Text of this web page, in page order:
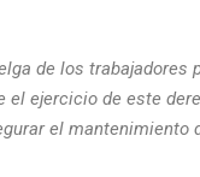
de los trabajadores
el ejercicio de este
el mantenimiento